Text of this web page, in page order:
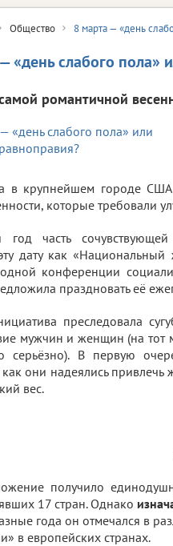
Общество 8 марта — «день
«день слабого пола»
романтичной
в крупнейшем городе США
которые требовали
год часть
дату как
конференции
праздновать её
преследовала
мужчин и женщин (на тот
серьёзно). В первую
как они надеялись
вес.
получило
17 стран. Однако
года он отмечался в
в европейских странах.